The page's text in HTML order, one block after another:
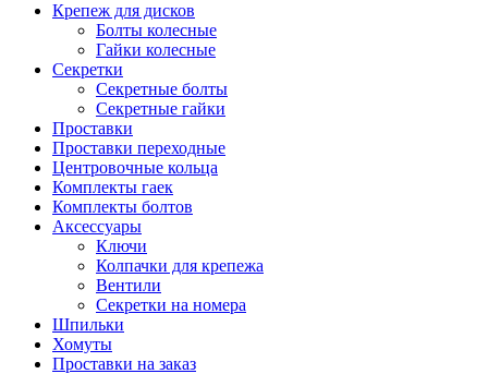
Крепеж для дисков
Болты колесные
Гайки колесные
Секретки
Секретные болты
Секретные гайки
Проставки
Проставки переходные
Центровочные кольца
Комплекты гаек
Комплекты болтов
Аксессуары
Ключи
Колпачки для крепежа
Вентили
Секретки на номера
Шпильки
Хомуты
Проставки на заказ